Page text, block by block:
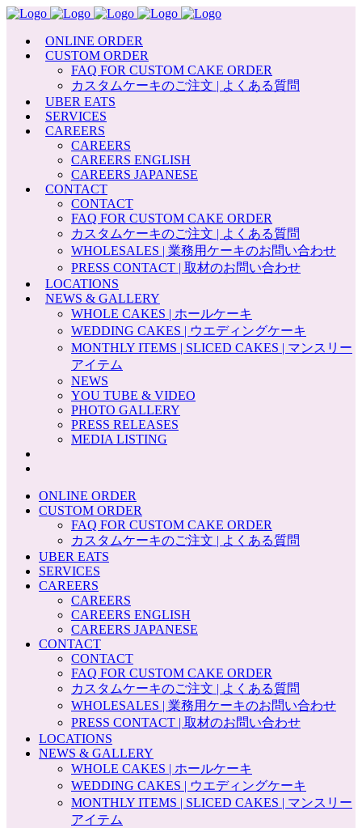
ONLINE ORDER
CUSTOM ORDER
FAQ FOR CUSTOM CAKE ORDER
カスタムケーキのご注文 | よくある質問
UBER EATS
SERVICES
CAREERS
CAREERS
CAREERS ENGLISH
CAREERS JAPANESE
CONTACT
CONTACT
FAQ FOR CUSTOM CAKE ORDER
カスタムケーキのご注文 | よくある質問
WHOLESALES | 業務用ケーキのお問い合わせ
PRESS CONTACT | 取材のお問い合わせ
LOCATIONS
NEWS & GALLERY
WHOLE CAKES | ホールケーキ
WEDDING CAKES | ウエディングケーキ
MONTHLY ITEMS | SLICED CAKES | マンスリー
アイテム
NEWS
YOU TUBE & VIDEO
PHOTO GALLERY
PRESS RELEASES
MEDIA LISTING
ONLINE ORDER
CUSTOM ORDER
FAQ FOR CUSTOM CAKE ORDER
カスタムケーキのご注文 | よくある質問
UBER EATS
SERVICES
CAREERS
CAREERS
CAREERS ENGLISH
CAREERS JAPANESE
CONTACT
CONTACT
FAQ FOR CUSTOM CAKE ORDER
カスタムケーキのご注文 | よくある質問
WHOLESALES | 業務用ケーキのお問い合わせ
PRESS CONTACT | 取材のお問い合わせ
LOCATIONS
NEWS & GALLERY
WHOLE CAKES | ホールケーキ
WEDDING CAKES | ウエディングケーキ
MONTHLY ITEMS | SLICED CAKES | マンスリー
アイテム